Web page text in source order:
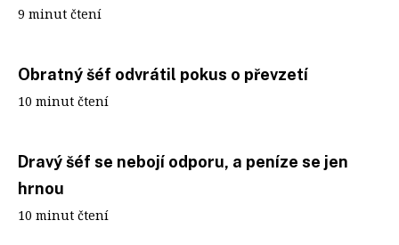
9 minut čtení
Obratný šéf odvrátil pokus o převzetí
10 minut čtení
Dravý šéf se nebojí odporu, a peníze se jen
hrnou
10 minut čtení